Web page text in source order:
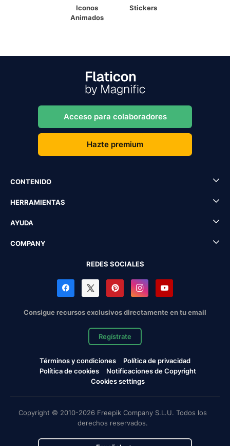
Iconos
Animados
Stickers
Acceso para colaboradores
Hazte premium
CONTENIDO
HERRAMIENTAS
AYUDA
COMPANY
REDES SOCIALES
Consigue recursos exclusivos directamente en tu email
Regístrate
Términos y condiciones
Política de privacidad
Política de cookies
Notificaciones de Copyright
Cookies settings
Copyright © 2010-2026 Freepik Company S.L.U. Todos los
derechos reservados.